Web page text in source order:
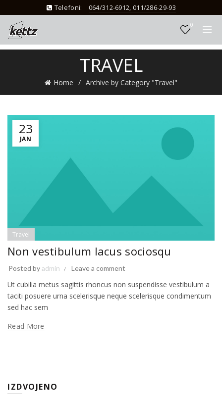
Telefoni: 064/312-6912, 011/286-29-93
0
TRAVEL
Home Archive by Category "Travel"
23
JAN
Travel
Non vestibulum lacus sociosqu
Posted byadmin Leave a comment
Ut cubilia metus sagittis rhoncus non suspendisse vestibulum a
taciti posuere urna scelerisque neque scelerisque condimentum
sed hac sem
Read More
IZDVOJENO